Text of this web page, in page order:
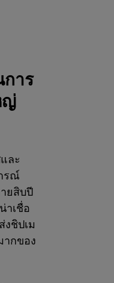
การ
ญ่
ละ
รณ์
ยสิบปี
าเชื่อ
ชิปเม
กของ